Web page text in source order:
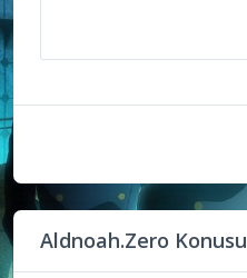
Aldnoah.Zero Konusu